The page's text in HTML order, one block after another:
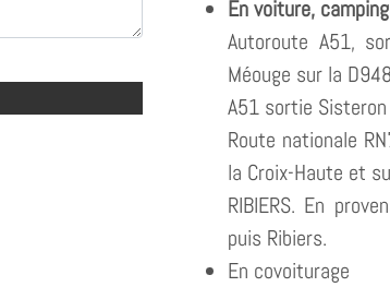
En voiture,
Autoroute A51,
Méouge sur la
A51 sortie
Route nationale
la Croix-Haute et
RIBIERS. En
puis Ribiers.
En covoiturage